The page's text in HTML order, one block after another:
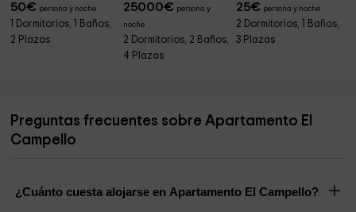
50€ persona y noche
1 Dormitorios, 1 Baños,
2 Plazas
25000€ persona y
noche
2 Dormitorios, 2 Baños,
4 Plazas
25€ persona y noche
2 Dormitorios, 1 Baños,
3 Plazas
Preguntas frecuentes sobre Apartamento El
Campello
¿Cuánto cuesta alojarse en Apartamento El Campello?